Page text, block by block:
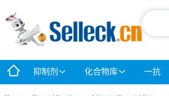
抑制剂 化合物库 一抗